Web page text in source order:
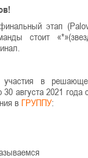
этап
стоит
участия в
августа 2021 года
в ГРУППУ: